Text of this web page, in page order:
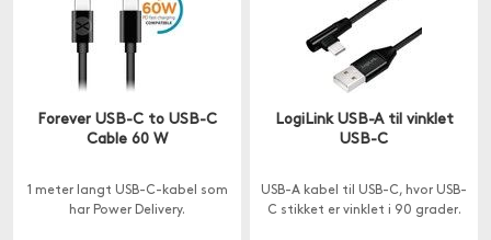
Forever USB-C to USB-C
Cable 60 W
1 meter langt USB-C-kabel som
har Power Delivery.
LogiLink USB-A til vinklet
USB-C
USB-A kabel til USB-C, hvor USB-
C stikket er vinklet i 90 grader.